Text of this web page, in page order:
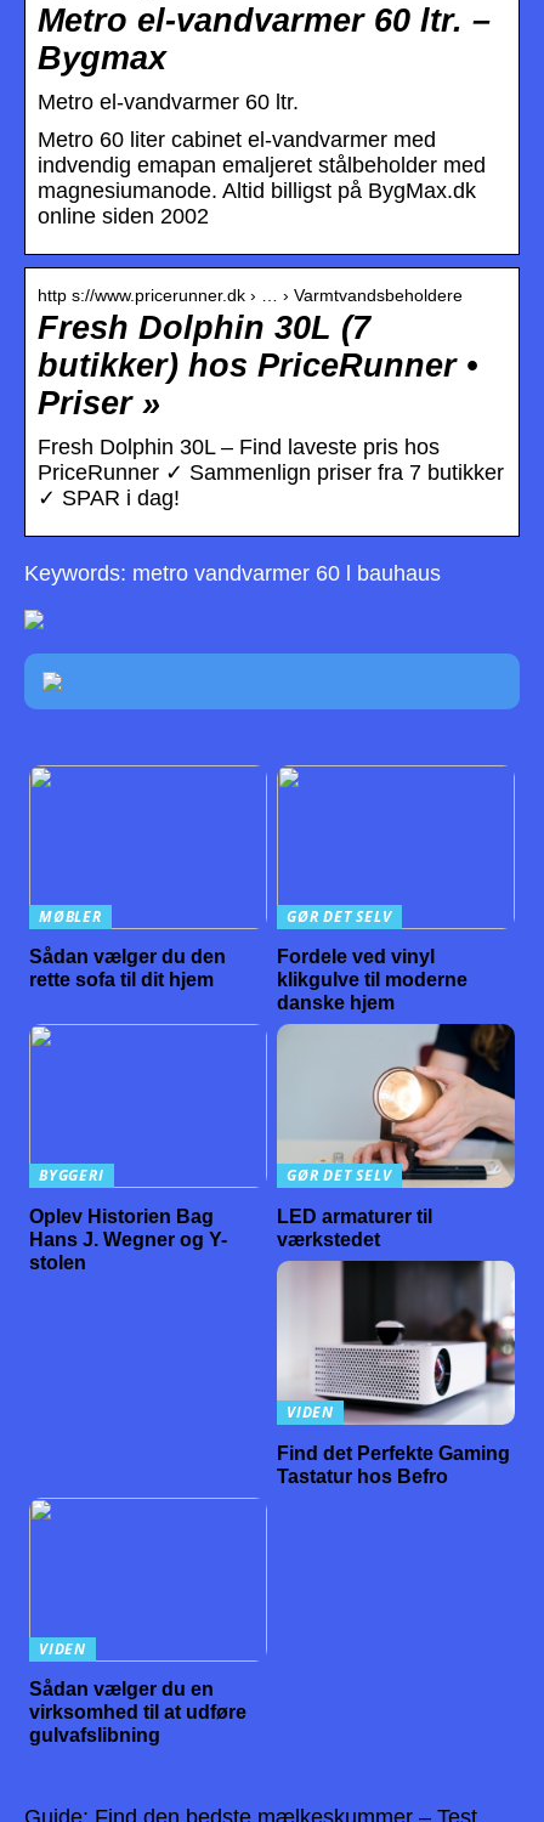
Metro el-vandvarmer 60 ltr. –
Bygmax
Metro el-vandvarmer 60 ltr.
Metro 60 liter cabinet el-vandvarmer med
indvendig emapan emaljeret stålbeholder med
magnesiumanode. Altid billigst på BygMax.dk
online siden 2002
http s://www.pricerunner.dk › … › Varmtvandsbeholdere
Fresh Dolphin 30L (7
butikker) hos PriceRunner •
Priser »
Fresh Dolphin 30L – Find laveste pris hos
PriceRunner ✓ Sammenlign priser fra 7 butikker
✓ SPAR i dag!
Keywords: metro vandvarmer 60 l bauhaus
MØBLER
Sådan vælger du den
rette sofa til dit hjem
GØR DET SELV
Fordele ved vinyl
klikgulve til moderne
danske hjem
BYGGERI
Oplev Historien Bag
Hans J. Wegner og Y-
stolen
GØR DET SELV
LED armaturer til
værkstedet
VIDEN
Find det Perfekte Gaming
Tastatur hos Befro
VIDEN
Sådan vælger du en
virksomhed til at udføre
gulvafslibning